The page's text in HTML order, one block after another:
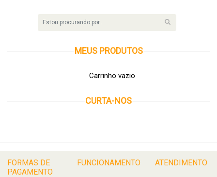
MEUS PRODUTOS
Carrinho vazio
CURTA-NOS
FORMAS DE
PAGAMENTO
FUNCIONAMENTO ATENDIMENTO